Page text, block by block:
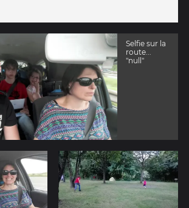
Selfie sur la
route...
"null"